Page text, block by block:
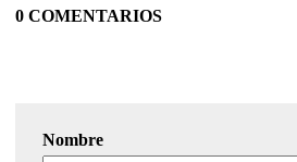
0 COMENTARIOS
Nombre